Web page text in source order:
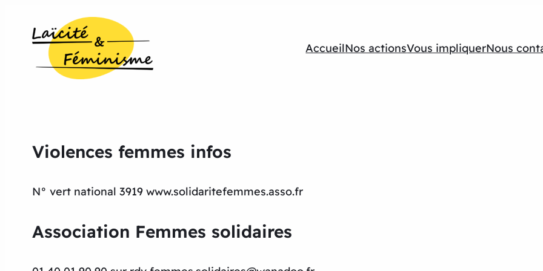
AccueilNos actionsVous impliquerNous
Violences femmes infos
N° vert national 3919 www.solidaritefemmes.asso.fr
Association Femmes solidaires